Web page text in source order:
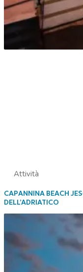
Attività
CAPANNINA BEACH
DELL’ADRIATICO